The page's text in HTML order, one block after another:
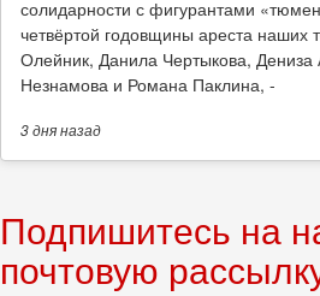
солидарности с фигурантами
четвёртой годовщины ареста
Олейник, Данила Чертыкова,
Незнамова и Романа Паклина, -
3 дняназад
Подпишитесь на
почтовую